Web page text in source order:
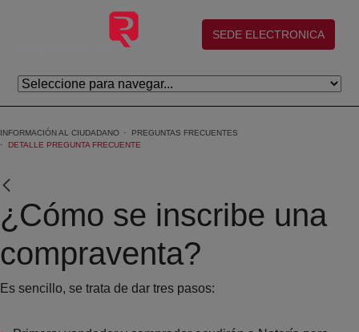
Saltar al contenido principal
(abre en nueva ventana)
SEDE ELECTRONICA
INFORMACIÓN AL CIUDADANO
PREGUNTAS FRECUENTES
DETALLE PREGUNTA FRECUENTE
¿Cómo se inscribe una
compraventa?
Es sencillo, se trata de dar tres pasos: